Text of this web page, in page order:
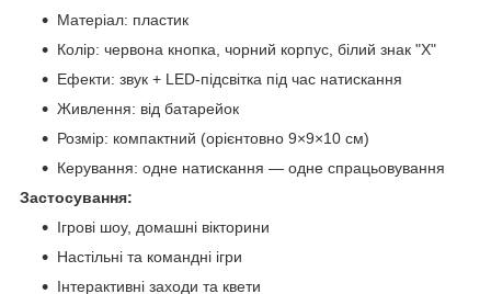
Матеріал: пластик
Колір: червона кнопка, чорний корпус, білий знак "Х"
Ефекти: звук + LED-підсвітка під час натискання
Живлення: від батарейок
Розмір: компактний (орієнтовно 9×9×10 см)
Керування: одне натискання — одне спрацьовування
Застосування:
Ігрові шоу, домашні вікторини
Настільні та командні ігри
Інтерактивні заходи та квети